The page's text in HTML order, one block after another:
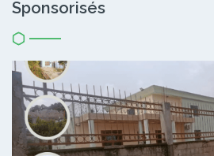
Sponsorisés